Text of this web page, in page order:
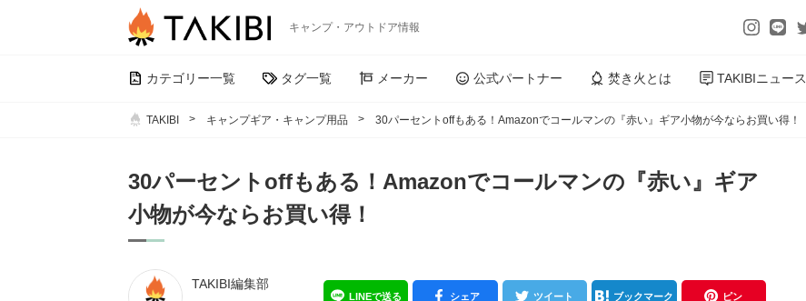
キャンプ・アウトドア情報
カテゴリー一覧 タグ一覧 メーカー 公式パートナー 焚き火とは TAKIBIニュース
TAKIBI キャンプギア・キャンプ用品 30パーセントoffもある！Amazonでコールマンの『赤い』ギア小物が今ならお買い得！
30パーセントoffもある！Amazonでコールマンの『赤い』ギア
小物が今ならお買い得！
TAKIBI編集部
LINEで送る シェア ツイート ブックマーク ピン